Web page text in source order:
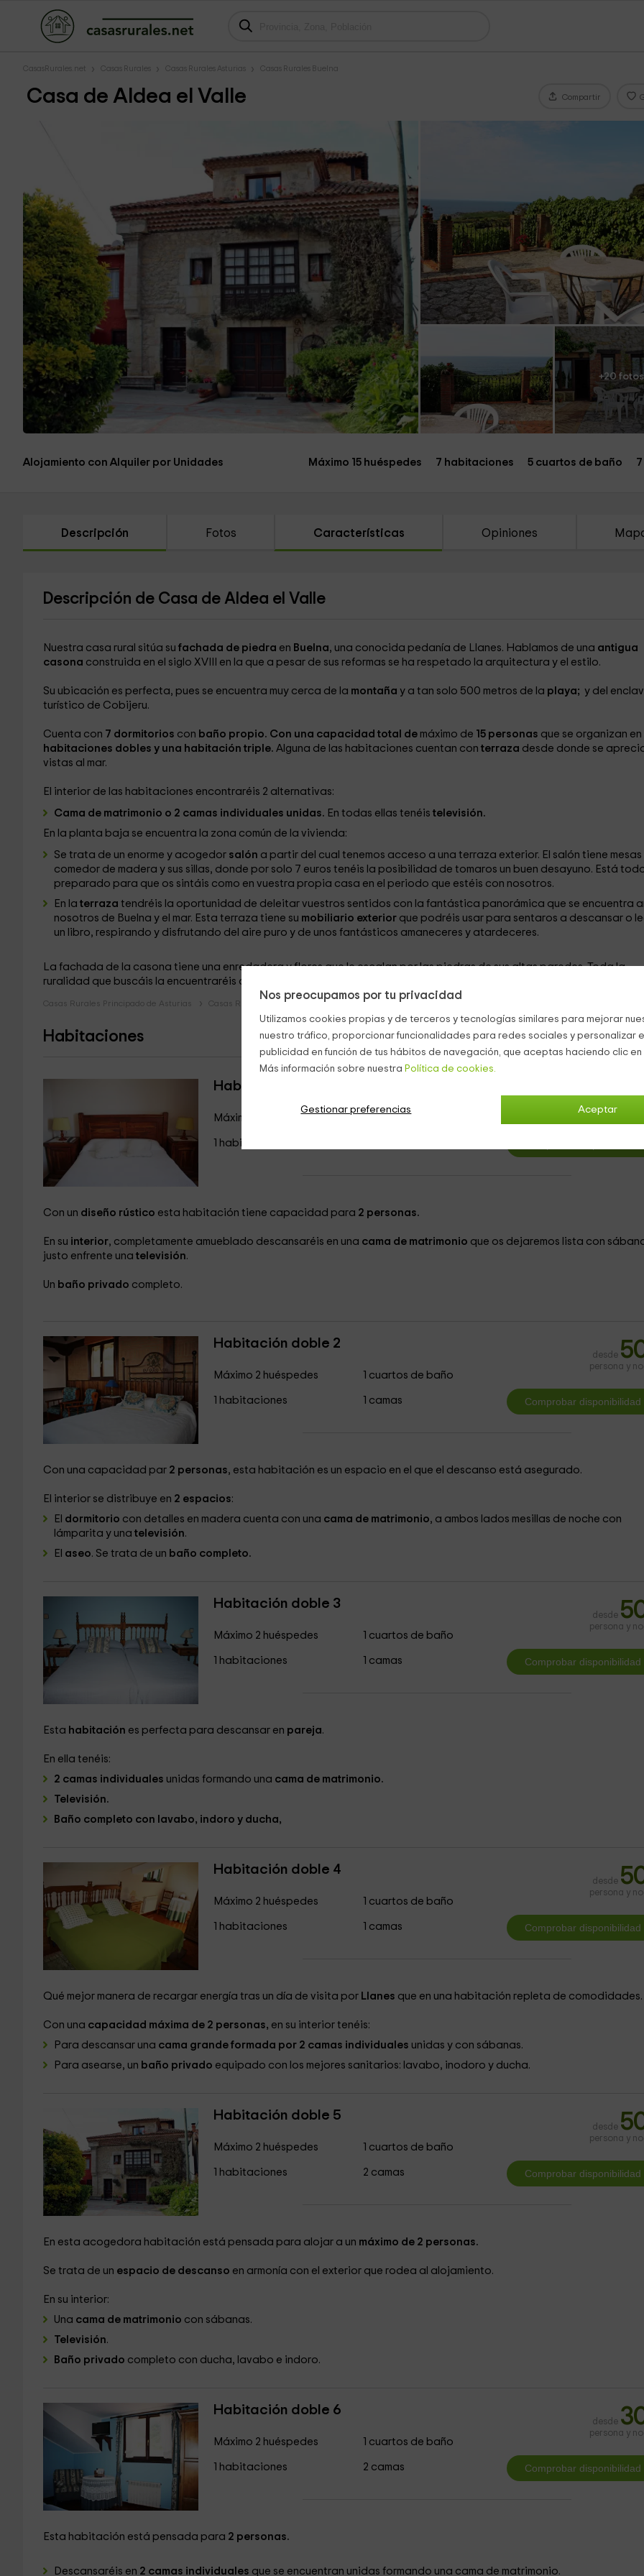
Nos preocupamos por tu privacidad
Utilizamos cookies propias y de terceros y tecnologías similares para mejorar
nuestro tráfico, proporcionar funcionalidades para redes sociales y personalizar
publicidad en función de tus hábitos de navegación, que aceptas haciendo clic
Más información sobre nuestra Política de cookies.
Aceptar
Gestionar preferencias
CasasRurales.net Casas Rurales Casas Rurales Asturias Casas Rurales Buelna
Casa de Aldea el Valle Compartir
+20 fotos
Alojamiento con Alquiler por Unidades Máximo 15 huéspedes 7 habitaciones 5 cuartos de baño
Descripción Fotos Características Opiniones
Descripción de Casa de Aldea el Valle
Nuestra casa rural sitúa su fachada de piedra en Buelna, una conocida pedanía de Llanes. Hablamos de una antigua
casona construida en el siglo XVIII en la que a pesar de sus reformas se ha respetado la arquitectura y el estilo.
Su ubicación es perfecta, pues se encuentra muy cerca de la montaña y a tan solo 500 metros de la playa; y del
turístico de Cobijeru.
Cuenta con 7 dormitorios con baño propio. Con una capacidad total de máximo de 15 personas que se organizan en
habitaciones dobles y una habitación triple. Alguna de las habitaciones cuentan con terraza desde donde se
vistas al mar.
El interior de las habitaciones encontraréis 2 alternativas:
Cama de matrimonio o 2 camas individuales unidas. En todas ellas tenéis televisión.
En la planta baja se encuentra la zona común de la vivienda:
Se trata de un enorme y acogedor salón a partir del cual tenemos acceso a una terraza exterior. El salón tiene mesas
comedor de madera y sus sillas, donde por solo 7 euros tenéis la posibilidad de tomaros un buen desayuno. Está
preparado para que os sintáis como en vuestra propia casa en el periodo que estéis con nosotros.
En la terraza tendréis la oportunidad de deleitar vuestros sentidos con la fantástica panorámica que se encuentra
nosotros de Buelna y el mar. Esta terraza tiene su mobiliario exteriorque podréis usar para sentaros a descansar o
un libro, respirando y disfrutando del aire puro y de unos fantásticos amaneceres y atardeceres.
La fachada de la casona tiene una enredadera y flores que le escalan por las piedras de sus altas paredes. Toda la
ruralidad que buscáis la encuentraréis aquí. Contamos con aparcamiento propio, sujeto a disponibilidad.
Casas Rurales Principado de Asturias Casas Rurales Asturias
Habitaciones
Habitación doble 1
Máximo 1 huéspedes
1 habitaciones
desde
persona y
Con un diseño rústico esta habitación tiene capacidad para 2 personas.
En su interior, completamente amueblado descansaréis en una cama de matrimonio que os dejaremos lista con
justo enfrente una televisión.
Un baño privado completo.
Habitación doble 2
Máximo 2 huéspedes
1 habitaciones
1 cuartos de baño
1 camas
desde
persona y
Con una capacidad par 2 personas, esta habitación es un espacio en el que el descanso está asegurado.
El interior se distribuye en 2 espacios:
El dormitorio con detalles en madera cuenta con una cama de matrimonio, a ambos lados mesillas de noche con
lámparita y una televisión.
El aseo. Se trata de un baño completo.
Habitación doble 3
Máximo 2 huéspedes
1 habitaciones
1 cuartos de baño
1 camas
desde
persona y
Esta habitación es perfecta para descansar en pareja.
En ella tenéis:
2 camas individuales unidas formando una cama de matrimonio.
Televisión.
Baño completo con lavabo, indoro y ducha,
Habitación doble 4
Máximo 2 huéspedes
1 habitaciones
1 cuartos de baño
1 camas
desde
persona y
Qué mejor manera de recargar energía tras un día de visita por Llanes que en una habitación repleta de comodidades.
Con una capacidad máxima de 2 personas, en su interior tenéis:
Para descansar una cama grande formada por 2 camas individuales unidas y con sábanas.
Para asearse, un baño privado equipado con los mejores sanitarios: lavabo, inodoro y ducha.
Habitación doble 5
Máximo 2 huéspedes
1 habitaciones
1 cuartos de baño
2 camas
desde
persona y
En esta acogedora habitación está pensada para alojar a un máximo de 2 personas.
Se trata de un espacio de descanso en armonía con el exterior que rodea al alojamiento.
En su interior:
Una cama de matrimonio con sábanas.
Televisión.
Baño privado completo con ducha, lavabo e indoro.
Habitación doble 6
Máximo 2 huéspedes
1 habitaciones
1 cuartos de baño
2 camas
desde
persona y
Esta habitación está pensada para 2 personas.
Descansaréis en 2 camas individuales que se encuentran unidas formando una cama de matrimonio.